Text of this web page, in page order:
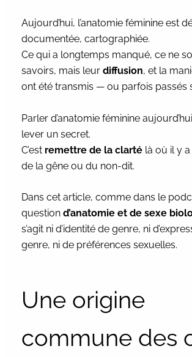
Aujourd’hui, l’anatomie féminine est
documentée, cartographiée.
Ce qui a longtemps manqué, ce ne
savoirs, mais leur diffusion, et la
ont été transmis — ou parfois passés
Parler d’anatomie féminine
lever un secret.
C’est remettre de la clartélà où il y
de la gêne ou du non-dit.
Dans cet article, comme dans le
question d’anatomie et de sexe
s’agit ni d’identité de genre, ni
genre, ni de préférences sexuelles.
Une origine
commune des